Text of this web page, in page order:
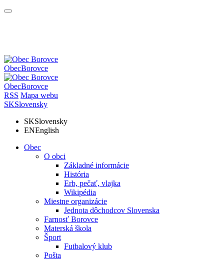
ObecBorovce
ObecBorovce
RSS Mapa webu
SKSlovensky
SKSlovensky
ENEnglish
Obec
O obci
Základné informácie
História
Erb, pečať, vlajka
Wikipédia
Miestne organizácie
Jednota dôchodcov Slovenska
Farnosť Borovce
Materská škola
Šport
Futbalový klub
Pošta